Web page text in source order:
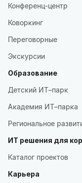
Конференц-центр
Коворкинг
Переговорные
Экскурсии
Образование
Детский ИТ–парк
Академия ИТ–парка
Региональное
ИТ решения для
Каталог проектов
Карьера